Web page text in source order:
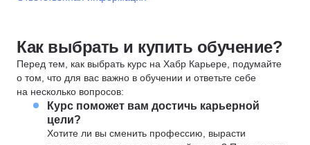
Как выбрать и купить обучение?
Перед тем, как выбрать курс на Хабр Карьере, подумайте
о том, что для вас важно в обучении и ответьте себе
на несколько вопросов:
Курс поможет вам достичь карьерной
цели?
Хотите ли вы сменить профессию, вырасти